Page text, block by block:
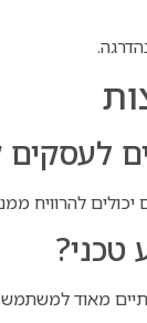
להרוויח
טכני?
מאוד